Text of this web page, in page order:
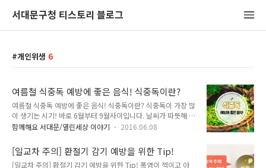
서대문구청 티스토리 블로그
개인위생 6
여름철 식중독 예방에 좋은 음식! 식중독이란?
여름철 식중독 예방에 좋은 음식! 식중독이란? 식중독이 가장 많
이 생기는 시기! 바로 6월부터 9월사이입니다. 날씨가 따뜻해 지
면서 특히 음식관리에 더 신경써주셔야 하는데요. tong지기와
이란? 인체에 유해한 미생물이나 유독물질에 오염된 음식물 섭
취로 발생되는 질환입니다. 식중독 증상으로는 복통, 구토, 설사,
발열 등이 있어요. 음식을 섭취하고 나서 이런 증상을 보인다면
함께해요 서대문/열린세상 이야기 2016.06.08
[일교차 주의] 환절기 감기 예방을 위한 Tip!
[일교차 주의] 환절기 감기 예방을 위한 Tip! 폭염이 꺽이고 아